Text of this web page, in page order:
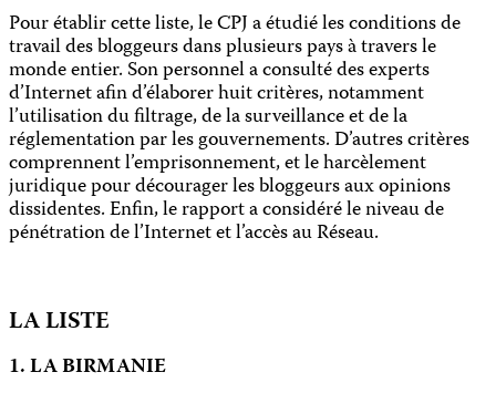
Pour établir cette liste, le CPJ a étudié les conditions de
travail des bloggeurs dans plusieurs pays à travers le
monde entier. Son personnel a consulté des experts
d’Internet afin d’élaborer huit critères, notamment
l’utilisation du filtrage, de la surveillance et de la
réglementation par les gouvernements. D’autres critères
comprennent l’emprisonnement, et le harcèlement
juridique pour décourager les bloggeurs aux opinions
dissidentes. Enfin, le rapport a considéré le niveau de
pénétration de l’Internet et l’accès au Réseau.
LA LISTE
1. LA BIRMANIE